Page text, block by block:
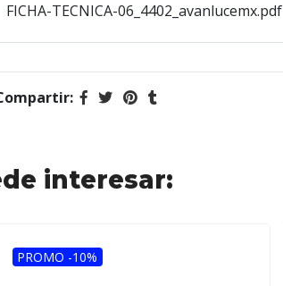
FICHA-TECNICA-06_4402_avanlucemx.pdf
interesar:
PROMO -10%